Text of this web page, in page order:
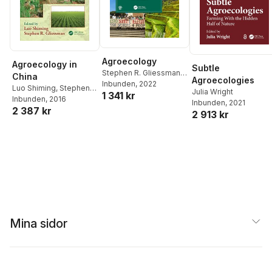
Agroecology in
China
Luo Shiming, Stephen
R. Gliessman
Inbunden, 2016
2 387 kr
Agroecology
Stephen R. Gliessman,
V. Ernesto Méndez
Victor M. Izzo
Inbunden, 2022
1 341 kr
Subtle
Agroecologies
Julia Wright
Inbunden, 2021
2 913 kr
Mina sidor